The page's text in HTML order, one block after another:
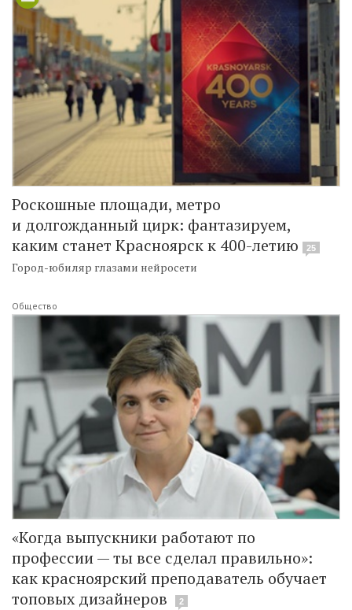
Роскошные площади, метро
и долгожданный цирк: фантазируем,
каким станет Красноярск к 400-летию
25
Город-юбиляр глазами нейросети
Общество
«Когда выпускники работают по
профессии — ты все сделал правильно»:
как красноярский преподаватель обучает
топовых дизайнеров
2